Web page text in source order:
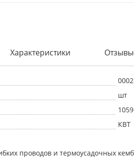
Характеристики
шт
КВТ
проводов и термоусадочных